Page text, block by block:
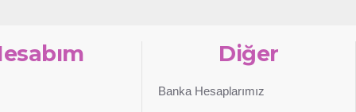
Diğer
Banka Hesaplarımız